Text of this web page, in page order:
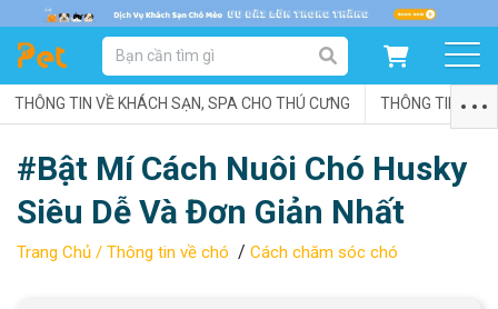
DANH MỤC SẢN PHẨM
SẢN PHẨM DÀNH CHO MÈO SẢN PHẨM DÀNH CHO CHÓ
SẨN PHẨM THEO THƯƠNG HIỆU
THÔNG TIN VỀ KHÁCH SẠN, SPA CHO THÚ CƯNG THÔNG TIN VỀ
#Bật Mí Cách Nuôi Chó Husky
Siêu Dễ Và Đơn Giản Nhất
Trang Chủ / Thông tin về chó / Cách chăm sóc chó